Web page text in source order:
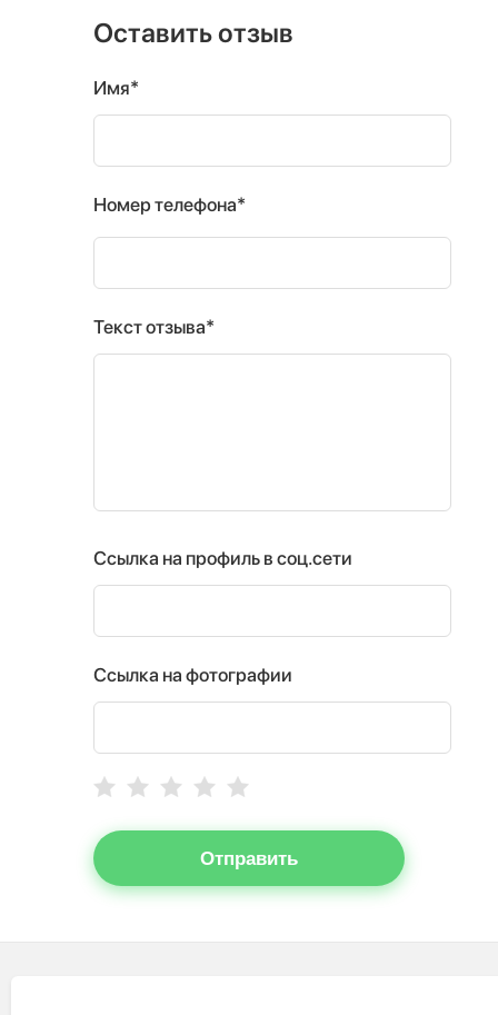
Оставить отзыв
Имя*
Номер телефона*
Текст отзыва*
Ссылка на профиль в соц.сети
Ссылка на фотографии
Отправить